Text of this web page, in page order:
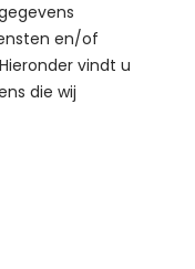
en/of
vindt u
die wij